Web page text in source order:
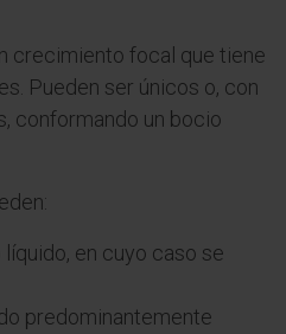
crecimiento focal que tiene
Pueden ser únicos o, con
conformando un bocio
en cuyo caso se
predominantemente